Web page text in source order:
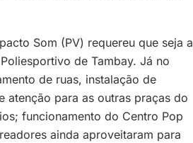
Som (PV) requereu que seja a
de Tambay. Já no
de ruas, instalação de
atenção para as outras praças do
funcionamento do Centro Pop
ainda aproveitaram para